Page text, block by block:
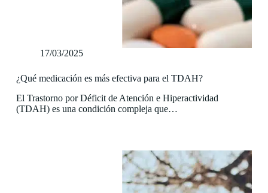
17/03/2025
¿Qué medicación es más efectiva para el TDAH?
El Trastorno por Déficit de Atención e Hiperactividad
(TDAH) es una condición compleja que…